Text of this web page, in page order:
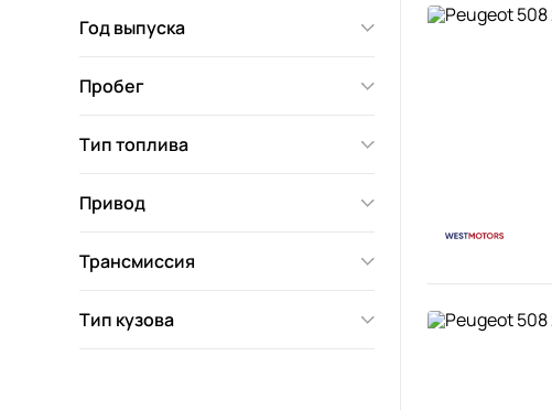
Год выпуска
Пробег
Тип топлива
Привод
Трансмиссия
Тип кузова